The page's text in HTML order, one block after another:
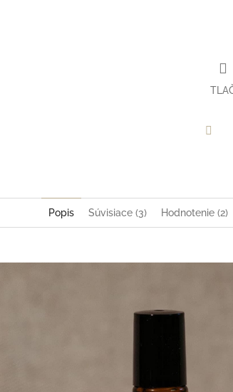
Popis Súvisiace (3) Hodnotenie (2)